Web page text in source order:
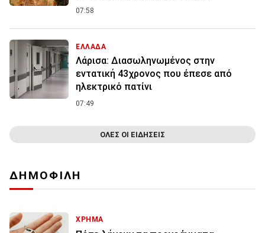
07:58
ΕΛΛΑΔΑ
Λάρισα: Διασωληνωμένος στην
εντατική 43χρονος που έπεσε από
ηλεκτρικό πατίνι
07:49
ΟΛΕΣ ΟΙ ΕΙΔΗΣΕΙΣ
ΔΗΜΟΦΙΛΗ
ΧΡΗΜΑ